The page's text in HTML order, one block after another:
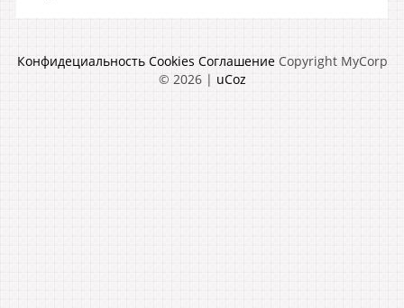
Конфидециальность Cookies Соглашение Copyright MyCorp
© 2026| uCoz